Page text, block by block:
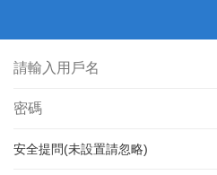
安全提問(未設置請忽略)